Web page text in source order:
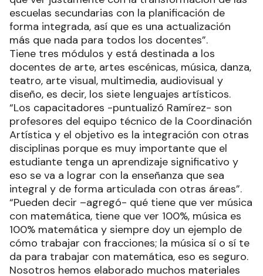
escuelas secundarias con la planificación de
forma integrada, así que es una actualización
más que nada para todos los docentes”.
Tiene tres módulos y está destinada a los
docentes de arte, artes escénicas, música, danza,
teatro, arte visual, multimedia, audiovisual y
diseño, es decir, los siete lenguajes artísticos.
“Los capacitadores -puntualizó Ramírez- son
profesores del equipo técnico de la Coordinación
Artística y el objetivo es la integración con otras
disciplinas porque es muy importante que el
estudiante tenga un aprendizaje significativo y
eso se va a lograr con la enseñanza que sea
integral y de forma articulada con otras áreas”.
“Pueden decir –agregó- qué tiene que ver música
con matemática, tiene que ver 100%, música es
100% matemática y siempre doy un ejemplo de
cómo trabajar con fracciones; la música sí o sí te
da para trabajar con matemática, eso es seguro.
Nosotros hemos elaborado muchos materiales